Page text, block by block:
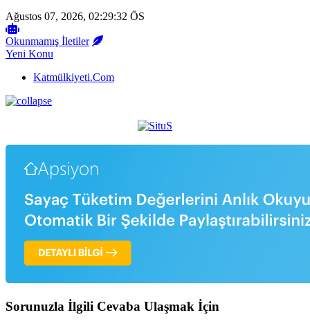
Ağustos 07, 2026, 02:29:32 ÖS
Okunmamış İletiler
Yeni Konu
Katmülkiyeti.Com
Sorunuzla İlgili Cevaba Ulaşmak İçin